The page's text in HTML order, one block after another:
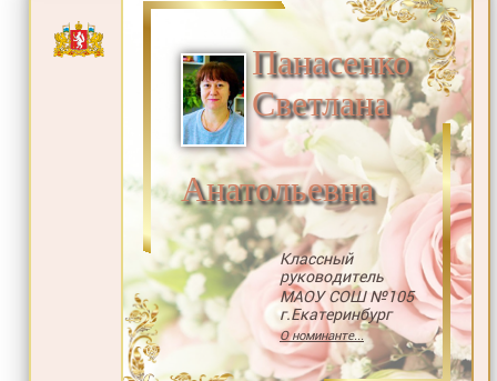
Панасенко
Светлана
Анатольевна
Классный
руководитель
МАОУ СОШ №105
г.Екатеринбург
О номинанте...